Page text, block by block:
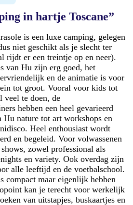
in hartje Toscane”
is een luxe camping, gelegen
niet geschikt als je slecht ter
rijdt er een treintje op en neer).
van Hu zijn erg goed, het
en de animatie is voor
tot groot. Vooral voor kids tot
veel te doen, de
hebben een heel gevarieerd
Hu nature tot art workshops en
Heel enthousiast wordt
en begeleid. Voor volwassenen
zowel professional als
en variety. Ook overdag zijn
alle leeftijd en de voetbalschool.
compact maar eigenlijk hebben
kan je terecht voor werkelijk
van uitstapjes, buskaartjes en